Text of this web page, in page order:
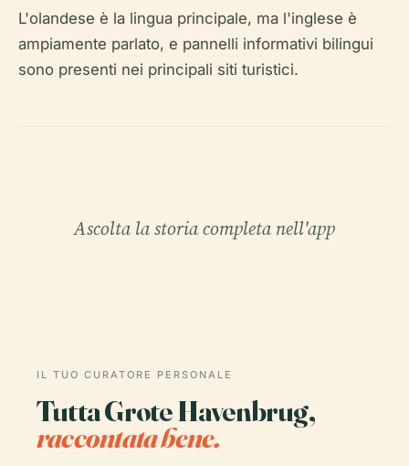
L'olandese è la lingua principale, ma l'inglese è
ampiamente parlato, e pannelli informativi bilingui
sono presenti nei principali siti turistici.
Ascolta la storia completa nell'app
IL TUO CURATORE PERSONALE
Tutta Grote Havenbrug,
raccontata bene.